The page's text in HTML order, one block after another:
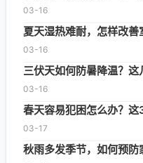
03-16
夏天湿热难耐，怎样改善
03-16
三伏天如何防暑降温？
03-16
春天容易犯困怎么办？
03-17
秋雨多发季节，如何预防